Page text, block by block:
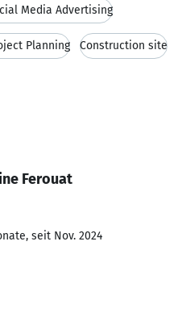
Media Advertising
Planning Construction site
Ferouat
seit Nov. 2024